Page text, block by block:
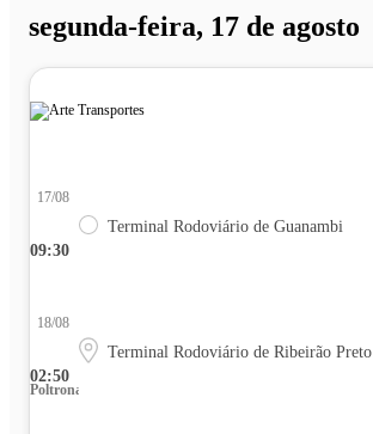
segunda-feira, 17 de agosto
09:30
17/08
Terminal Rodoviário de Guanambi
02:50
18/08
Terminal Rodoviário de Ribeirão Preto
Poltrona